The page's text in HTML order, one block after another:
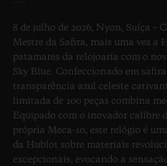
8 de julho de 2026, Nyon, Suíça –
Mestre da Safira, mais uma vez a
patamares da relojoaria com o
Sky Blue. Confeccionado em
transparência azul celeste
limitada de 100 peças combina
Equipado com o inovador calibre
própria Meca-10, este relógio é
da Hublot sobre materiais
excepcionais, evocando a